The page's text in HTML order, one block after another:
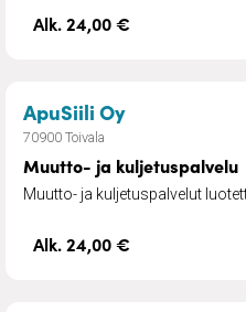
Alk. 24,00 €
ApuSiili Oy– Muutto- ja
70900 Toivala
Muutto- ja kuljetuspalvelu
Muutto- ja kuljetuspalvelut
Alk. 24,00 €